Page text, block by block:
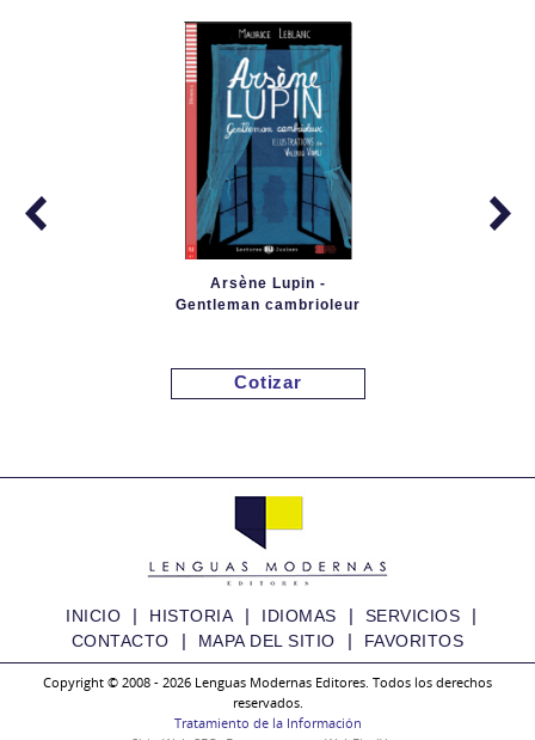
Arsène Lupin -
Gentleman cambrioleur
Cotizar
Au coeur de la Guyane
INICIO | HISTORIA | IDIOMAS | SERVICIOS |
CONTACTO | MAPA DEL SITIO | FAVORITOS
Copyright © 2008 - 2026 Lenguas Modernas Editores. Todos los derechos
reservados.
Tratamiento de la Información